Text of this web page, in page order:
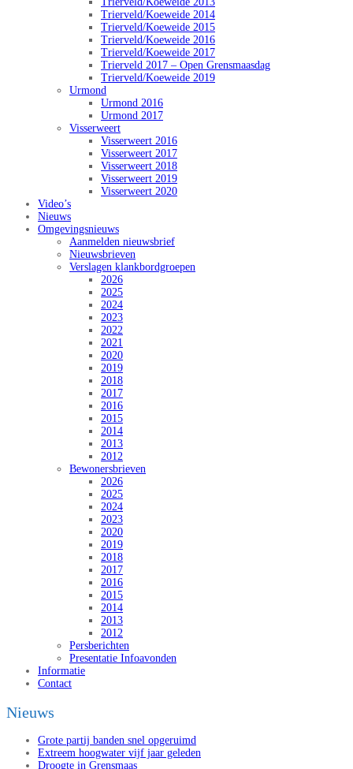
Trierveld/Koeweide 2014
Trierveld/Koeweide 2015
Trierveld/Koeweide 2016
Trierveld/Koeweide 2017
Trierveld 2017 – Open Grensmaasdag
Trierveld/Koeweide 2019
Urmond
Urmond 2016
Urmond 2017
Visserweert
Visserweert 2016
Visserweert 2017
Visserweert 2018
Visserweert 2019
Visserweert 2020
Video’s
Nieuws
Omgevingsnieuws
Aanmelden nieuwsbrief
Nieuwsbrieven
Verslagen klankbordgroepen
2026
2025
2024
2023
2022
2021
2020
2019
2018
2017
2016
2015
2014
2013
2012
Bewonersbrieven
2026
2025
2024
2023
2020
2019
2018
2017
2016
2015
2014
2013
2012
Persberichten
Presentatie Infoavonden
Informatie
Contact
Nieuws
Grote partij banden snel opgeruimd
Extreem hoogwater vijf jaar geleden
Droogte in Grensmaas